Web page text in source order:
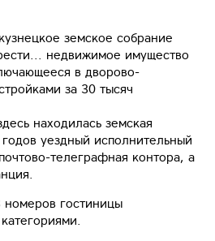
земское собрание
недвижимое имущество
в дворово-
за 30 тысяч
находилась земская
уездный исполнительный
телеграфная контора, а
гостиницы